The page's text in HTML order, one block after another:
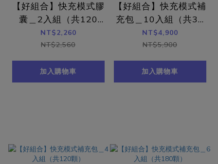
【好組合】快充模式膠
囊＿2入組（共120
顆）
NT$2,260
NT$2,560
加入購物車
【好組合】快充模式補
充包＿10入組（共30
0顆）
NT$4,900
NT$5,900
加入購物車